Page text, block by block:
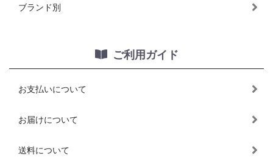
ブランド別
ご利用ガイド
お支払いについて
お届けについて
送料について